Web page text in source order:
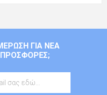
ΓΙΑ ΝΈΑ
ΠΡΟΣΦΟΡΈΣ;